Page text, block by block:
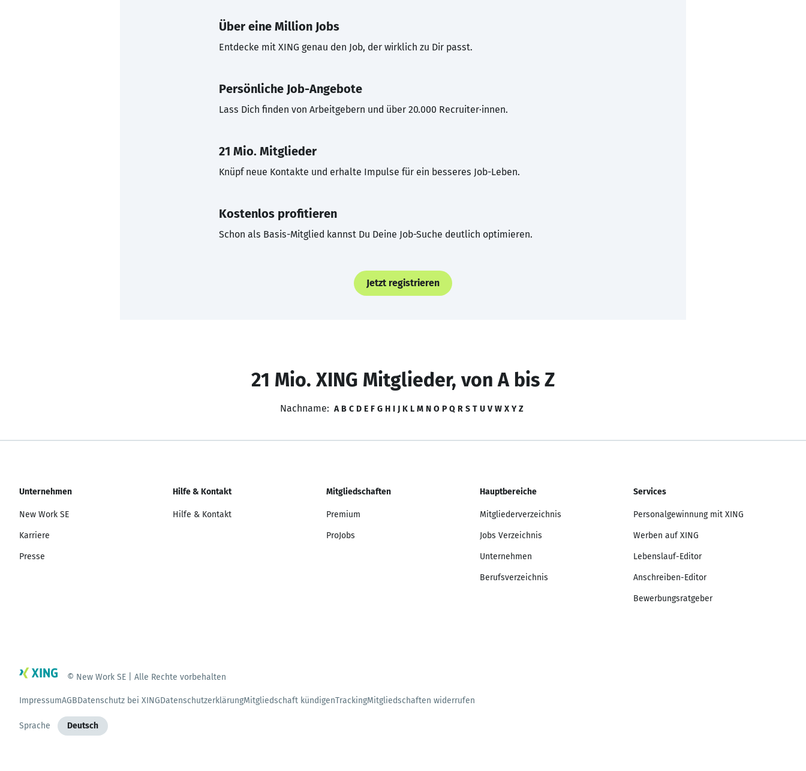
Über eine Million Jobs
Entdecke mit XING genau den Job, der wirklich zu Dir passt.
Persönliche Job-Angebote
Lass Dich finden von Arbeitgebern und über 20.000 Recruiter·innen.
21 Mio. Mitglieder
Knüpf neue Kontakte und erhalte Impulse für ein besseres Job-Leben.
Kostenlos profitieren
Schon als Basis-Mitglied kannst Du Deine Job-Suche deutlich optimieren.
Jetzt registrieren
21 Mio. XING Mitglieder, von A bis Z
Nachname: A B C D E F G H I J K L M N O P Q R S T U V W X Y Z
Unternehmen
New Work SE
Karriere
Presse
Hilfe & Kontakt
Hilfe & Kontakt
Mitgliedschaften
Premium
ProJobs
Hauptbereiche
Mitgliederverzeichnis
Jobs Verzeichnis
Unternehmen
Berufsverzeichnis
Services
Personalgewinnung mit XING
Werben auf XING
Lebenslauf-Editor
Anschreiben-Editor
Bewerbungsratgeber
© New Work SE | Alle Rechte vorbehalten
ImpressumAGBDatenschutz bei XINGDatenschutzerklärungMitgliedschaft kündigenTrackingMitgliedschaften widerrufen
Sprache Deutsch